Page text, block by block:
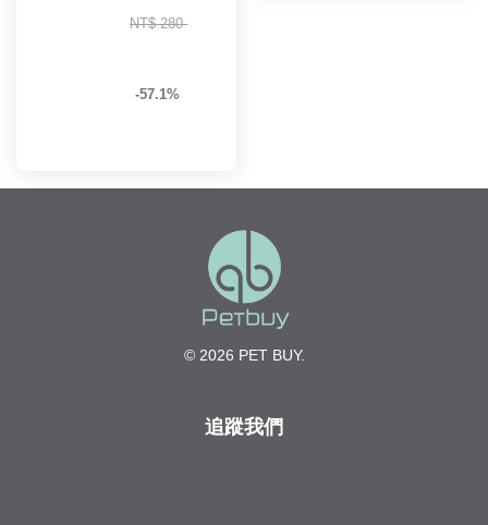
NT$ 280
-57.1%
© 2026 PET BUY.
追蹤我們